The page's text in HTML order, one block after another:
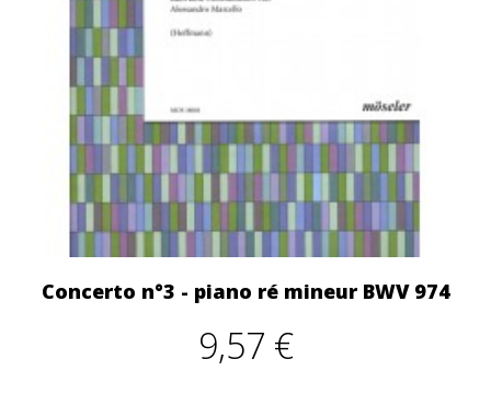
Concerto n°3 - piano ré mineur BWV 974
9,57 €